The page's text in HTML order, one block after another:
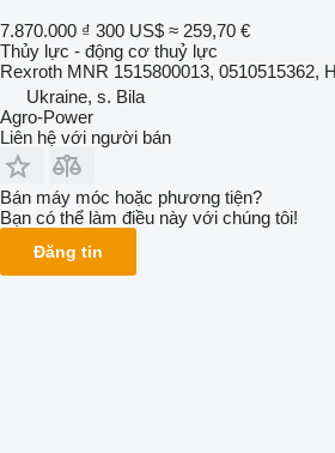
7.870.000 ₫ 300 US$ ≈ 259,70 €
Thủy lực - động cơ thuỷ lực
Rexroth MNR 1515800013, 0510515362,
Ukraine, s. Bila
Agro-Power
Liên hệ với người bán
Bán máy móc hoặc phương tiện?
Bạn có thể làm điều này với chúng tôi!
Đăng tin